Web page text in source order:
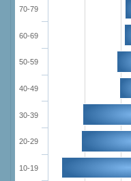
10-19
20-29
30-39
40-49
50-59
60-69
70-79